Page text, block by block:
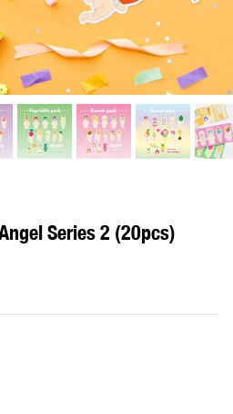
Series 2 (20pcs)